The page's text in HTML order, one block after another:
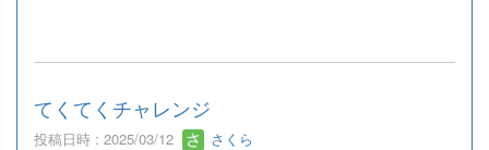
てくてくチャレンジ
投稿日時 : 2025/03/12 さくら